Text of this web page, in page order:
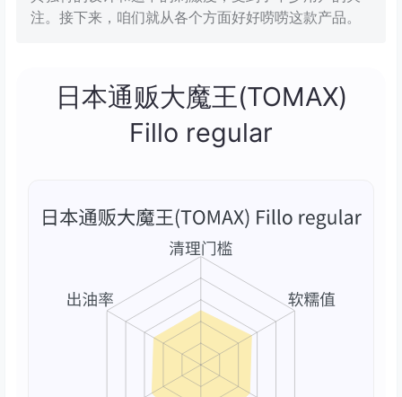
注。接下来，咱们就从各个方面好好唠唠这款产品。
日本通贩大魔王(TOMAX)
Fillo regular